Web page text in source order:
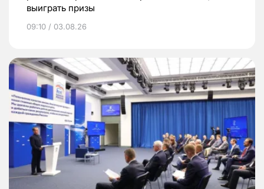
выиграть призы
09:10 / 03.08.26